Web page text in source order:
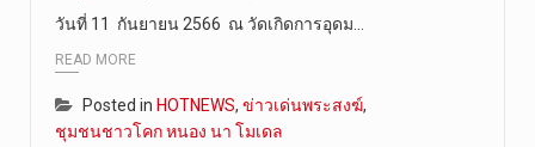
วันที่ 11 กันยายน 2566 ณ วัดเกิดการอุดม…
READ MORE
Posted in HOTNEWS, ข่าวเด่นพระสงฆ์,
ชุมชนชาวโคก หนอง นา โมเดล